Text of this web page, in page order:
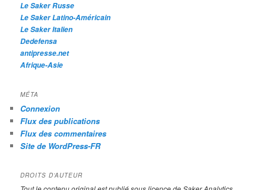
Le Saker Russe
Le Saker Latino-Américain
Le Saker Italien
Dedefensa
antipresse.net
Afrique-Asie
MÉTA
Connexion
Flux des publications
Flux des commentaires
Site de WordPress-FR
DROITS D’AUTEUR